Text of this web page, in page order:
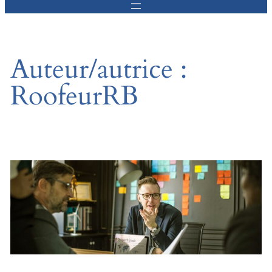
Auteur/autrice :
RoofeurRB